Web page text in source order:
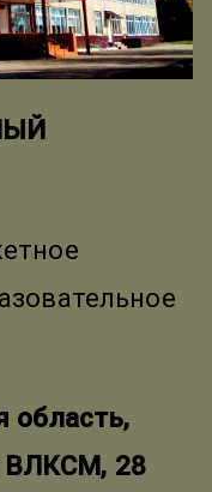
область,
ВЛКСМ, 28